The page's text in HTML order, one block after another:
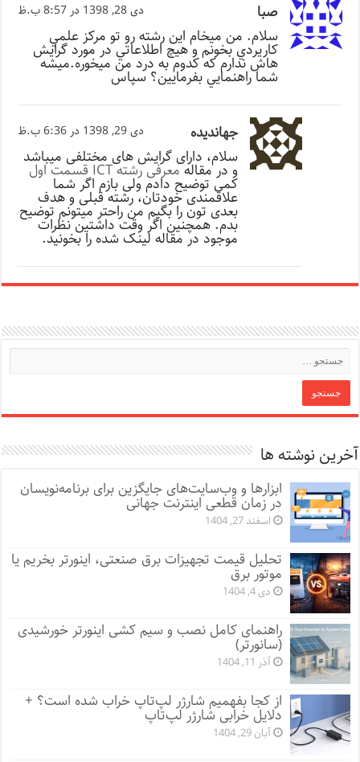
صبا دی 28, 1398 در 8:57 ب.ظ
سلام. من ميخام اين رشته رو تو مركز علمي
كاريردي بخونم و هيچ اطلاعاتي در مورد گرايش
هاش ندارم كه كدوم به درد من ميخوره.ميشه
شما راهنمايي بفرمايين؟ سپاس
جهاندیده دی 29, 1398 در 6:36 ب.ظ
سلام، دارای گرایش های مختلفی میباشد
و در مقالهمعرفی رشته ICT قسمت اول
کمی توضیح دادم ولی بازم اگر شما
علاقمندی خودتان، رشته قبلی و هدف
بعدی تون را بگیم من راحتر میتونم توضیح
بدم. همچنین اگر وقت داشتین نظرات
موجود در مقاله لینک شده را بخونید.
آخرین نوشته ها
ابزارها و وب‌سایت‌های جایگزین برای برنامه‌نویسان
در زمان قطعی اینترنت جهانی
اسفند 27, 1404
تحلیل قیمت تجهیزات برق صنعتی، اینورتر بخریم یا
موتور برق
دی 4, 1404
راهنمای کامل نصب و سیم کشی اینورتر خورشیدی
(سانورتر)
آذر 11, 1404
از کجا بفهمیم شارژر لپ‌تاپ خراب شده است؟ +
دلایل خرابی شارژر لپ‌تاپ
آبان 29, 1404